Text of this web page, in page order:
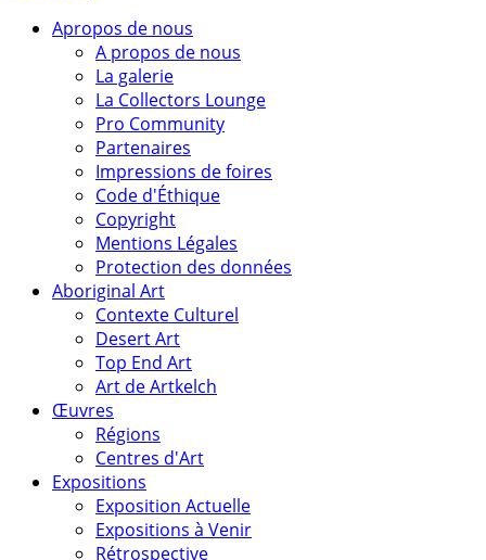
Apropos de nous
A propos de nous
La galerie
La Collectors Lounge
Pro Community
Partenaires
Impressions de foires
Code d'Éthique
Copyright
Mentions Légales
Protection des données
Aboriginal Art
Contexte Culturel
Desert Art
Top End Art
Art de Artkelch
Œuvres
Régions
Centres d'Art
Expositions
Exposition Actuelle
Expositions à Venir
Rétrospective